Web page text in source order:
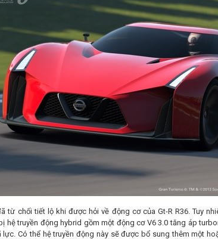
từ chối tiết lộ khi được hỏi về động cơ của Gt-R R36. Tuy
hệ truyền động hybrid gồm một động cơ V6 3.0 tăng áp
lực. Có thể hệ truyền động này sẽ được bổ sung thêm một